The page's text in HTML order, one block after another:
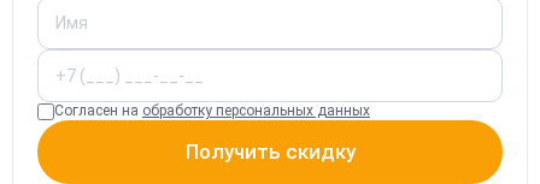
Согласен на обработку персональных данных
Получить скидку